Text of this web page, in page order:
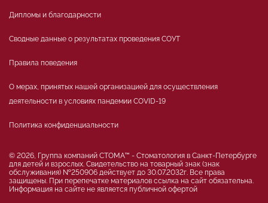
Дипломы и благодарности
Сводные данные о результатах проведения СОУТ
Правила поведения
О мерах, принятых нашей организацией для осуществления
деятельности в условиях пандемии COVID-19
Политика конфиденциальности
© 2026, Группа компаний СТОМА™ - Стоматология в Санкт-Петербурге
для детей и взрослых. Свидетельство на товарный знак (знак
обслуживания) №250906 действует до 30.07.2032г. Все права
защищены. При перепечатке материалов ссылка на сайт обязательна.
Информация на сайте не является публичной офертой